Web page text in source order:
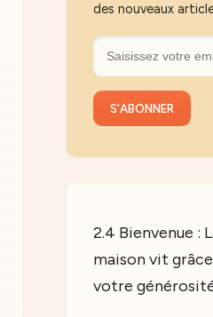
des nouveaux
2.4 Bienvenue :
maison vit
votre